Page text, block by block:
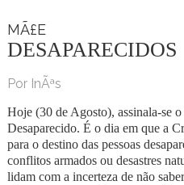
MÃ£E
DESAPARECIDOS
Por InÃªs
Hoje (30 de Agosto), assinala-se
Desaparecido. É o dia em que a
para o destino das pessoas
conflitos armados ou desastres
lidam com a incerteza de não